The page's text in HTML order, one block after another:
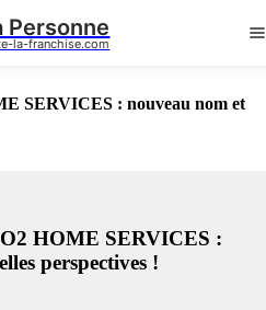
Personne
la-franchise.com
SERVICES : nouveau nom et
HOME SERVICES :
perspectives !